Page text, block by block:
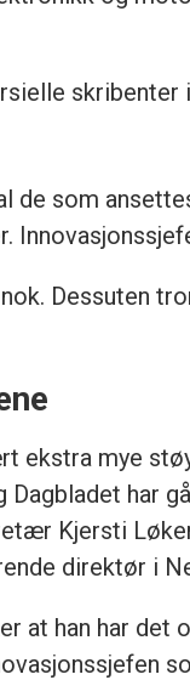
skribenter
de som
Dessuten
ekstra mye
Dagbladet har
Kjersti
direktør i
at han har